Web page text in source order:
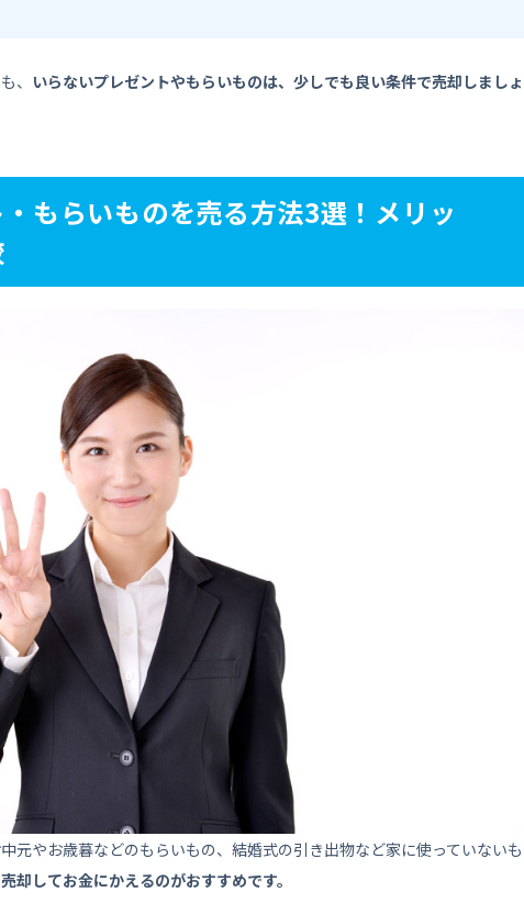
、 いらないプレゼントやもらいものは、少しでも良い条件で売却しましょ
もらいものを売る方法3選！メリッ
元やお歳暮などのもらいもの、結婚式の引き出物など家に使っていないも
却してお金にかえるのがおすすめです。